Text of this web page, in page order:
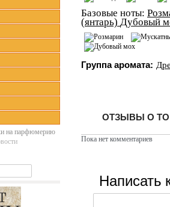
Базовые ноты:
(янтарь) Дубовый
Группа аромата:
ОТЗЫВЫ О
Пока нет комментариев
Написать